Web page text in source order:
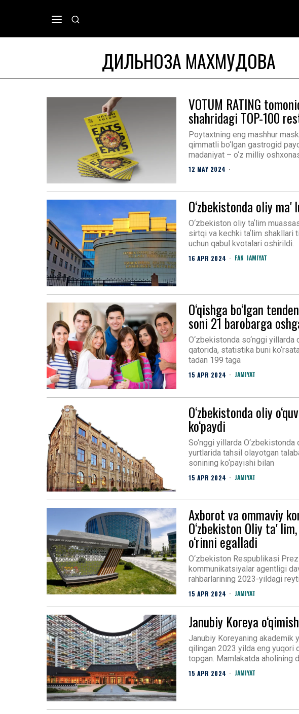
ДИЛЬНОЗА МАХМУДОВА
VOTUM RATING
shahridagi TOP-100
Poytaxtning eng mashhur
qimmatli bo‘lgan gastrogid
madaniyat – o‘z milliy
12 MAY 2024
O‘zbekistonda oliy
O‘zbekiston oliy taʼlim
sirtqi va kechki taʼlim shakllari
uchun qabul kvotalari oshirildi.
16 APR 2024 FAN JAMIYAT
O‘qishga bo‘lgan
soni 21 barobarga
O‘zbekistonda so‘nggi yillarda
qatorida, statistika buni
tadan 199 taga
15 APR 2024 JAMIYAT
O‘zbekistonda oliy
ko‘paydi
So‘nggi yillarda
yurtlarida tahsil olayotgan
sonining ko‘payishi bilan
15 APR 2024 JAMIYAT
Axborot va ommaviy
O‘zbekiston Oliy
o‘rinni egalladi
O‘zbekiston Respublikasi
kommunikatsiyalar agentligi
rahbarlarining 2023-yildagi
15 APR 2024 JAMIYAT
Janubiy Koreya
Janubiy Koreyaning akademik
qilingan 2023 yilda eng yuqori
topgan. Mamlakatda aholining
15 APR 2024 JAMIYAT